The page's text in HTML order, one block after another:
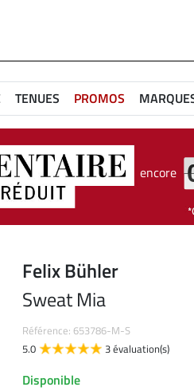
TENUES PROMOS
encore
Felix Bühler
Sweat Mia
Référence: 653786-M-S
5.0
3 évaluation(s)
Disponible